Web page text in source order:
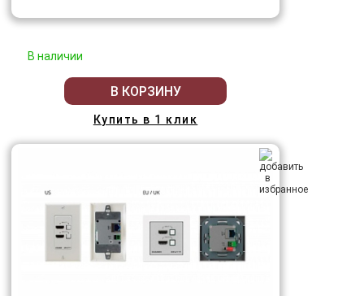
В наличии
В КОРЗИНУ
Купить в 1 клик